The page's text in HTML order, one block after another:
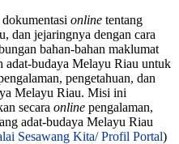
online tentang
dan jejaringnya dengan cara
bahan-bahan maklumat
adat-budaya Melayu Riau untuk
pengetahuan, dan
Melayu Riau. Misi ini
secara online pengalaman,
adat-budaya Melayu Riau
Sesawang Kita/ Profil Portal)